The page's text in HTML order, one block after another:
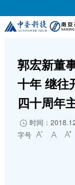
郭宏新董
十年 继
四十周年
 时间：
字号
  